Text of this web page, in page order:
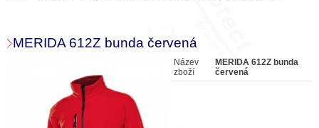
MERIDA 612Z bunda červená
Název
zboží
MERIDA 612Z bunda
červená